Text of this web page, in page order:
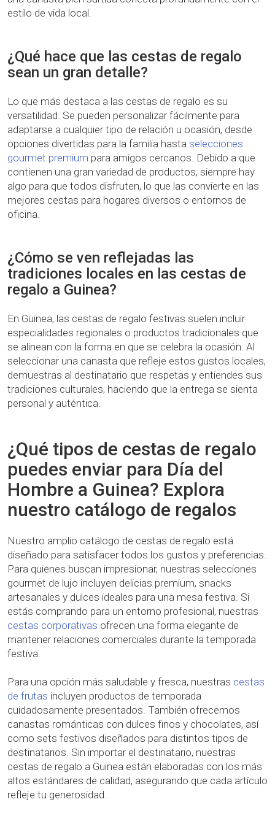
estilo de vida local.
¿Qué hace que las cestas de regalo
sean un gran detalle?
Lo que más destaca a las cestas de regalo es su
versatilidad. Se pueden personalizar fácilmente para
adaptarse a cualquier tipo de relación u ocasión, desde
opciones divertidas para la familia hasta selecciones
gourmet premium para amigos cercanos. Debido a que
contienen una gran variedad de productos, siempre hay
algo para que todos disfruten, lo que las convierte en las
mejores cestas para hogares diversos o entornos de
oficina.
¿Cómo se ven reflejadas las
tradiciones locales en las cestas de
regalo a Guinea?
En Guinea, las cestas de regalo festivas suelen incluir
especialidades regionales o productos tradicionales que
se alinean con la forma en que se celebra la ocasión. Al
seleccionar una canasta que refleje estos gustos locales,
demuestras al destinatario que respetas y entiendes sus
tradiciones culturales, haciendo que la entrega se sienta
personal y auténtica.
¿Qué tipos de cestas de regalo
puedes enviar para Día del
Hombre a Guinea? Explora
nuestro catálogo de regalos
Nuestro amplio catálogo de cestas de regalo está
diseñado para satisfacer todos los gustos y preferencias.
Para quienes buscan impresionar, nuestras selecciones
gourmet de lujo incluyen delicias premium, snacks
artesanales y dulces ideales para una mesa festiva. Si
estás comprando para un entorno profesional, nuestras
cestas corporativas ofrecen una forma elegante de
mantener relaciones comerciales durante la temporada
festiva.
Para una opción más saludable y fresca, nuestras cestas
de frutas incluyen productos de temporada
cuidadosamente presentados. También ofrecemos
canastas románticas con dulces finos y chocolates, así
como sets festivos diseñados para distintos tipos de
destinatarios. Sin importar el destinatario, nuestras
cestas de regalo a Guinea están elaboradas con los más
altos estándares de calidad, asegurando que cada artículo
refleje tu generosidad.